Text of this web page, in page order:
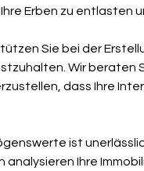
Erben zu entlasten
Sie bei der
Wir beraten
dass Ihre
ist
Ihre